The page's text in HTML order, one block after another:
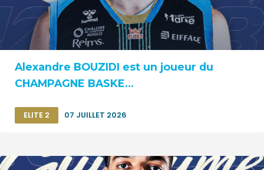
Alexandre BOUZIDI est un joueur du
CHAMPAGNE BASKE...
ELITE 2 07 JUILLET 2026